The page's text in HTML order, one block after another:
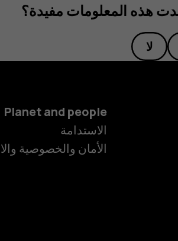
الهواتف
هذه المعلومات مفيدة؟
لا
Planet and people
الاستدامة
الأمان والخصوصية